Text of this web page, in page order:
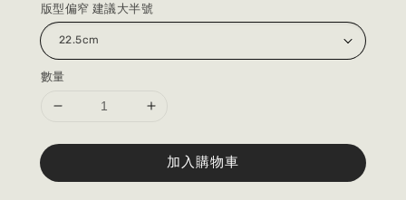
版型偏窄 建議大半號
數量
加入購物車